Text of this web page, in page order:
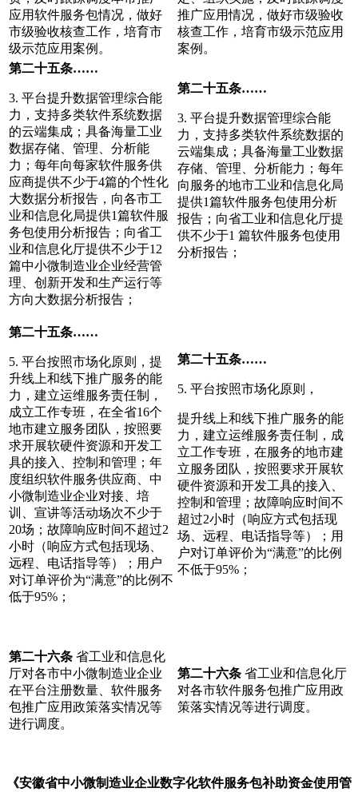
应用软件服务包情况，做好
市级验收核查工作，培育市
级示范应用案例。
推广应用情况，做好市级验收
核查工作，培育市级示范应用
案例。
第二十五条……
3. 平台提升数据管理综合能
力，支持多类软件系统数据
的云端集成；具备海量工业
数据存储、管理、分析能
力；每年向每家软件服务供
应商提供不少于4篇的个性化
大数据分析报告，向各市工
业和信息化局提供1篇软件服
务包使用分析报告；向省工
业和信息化厅提供不少于12
篇中小微制造业企业经营管
理、创新开发和生产运行等
方向大数据分析报告；
第二十五条……
3. 平台提升数据管理综合能
力，支持多类软件系统数据的
云端集成；具备海量工业数据
存储、管理、分析能力；每年
向服务的地市工业和信息化局
提供1篇软件服务包使用分析
报告；向省工业和信息化厅提
供不少于1 篇软件服务包使用
分析报告；
第二十五条……
5. 平台按照市场化原则，提
升线上和线下推广服务的能
力，建立运维服务责任制，
成立工作专班，在全省16个
地市建立服务团队，按照要
求开展软硬件资源和开发工
具的接入、控制和管理；年
度组织软件服务供应商、中
小微制造业企业对接、培
训、宣讲等活动场次不少于
20场；故障响应时间不超过2
小时（响应方式包括现场、
远程、电话指导等）；用户
对订单评价为“满意”的比例不
低于95%；
第二十五条……
5. 平台按照市场化原则，
提升线上和线下推广服务的能
力，建立运维服务责任制，成
立工作专班，在服务的地市建
立服务团队，按照要求开展软
硬件资源和开发工具的接入、
控制和管理；故障响应时间不
超过2小时（响应方式包括现
场、远程、电话指导等）；用
户对订单评价为“满意”的比例
不低于95%；
第二十六条 省工业和信息化
厅对各市中小微制造业企业
在平台注册数量、软件服务
包推广应用政策落实情况等
进行调度。
第二十六条 省工业和信息化厅
对各市软件服务包推广应用政
策落实情况等进行调度。
《安徽省中小微制造业企业数字化软件服务包补助资金使用管